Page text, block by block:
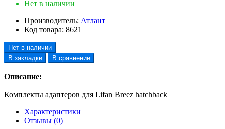
Нет в наличии
Производитель: Атлант
Код товара: 8621
Нет в наличии
В закладки
В сравнение
Описание:
Комплекты адаптеров для Lifan Breez hatchback
Характеристики
Отзывы (0)